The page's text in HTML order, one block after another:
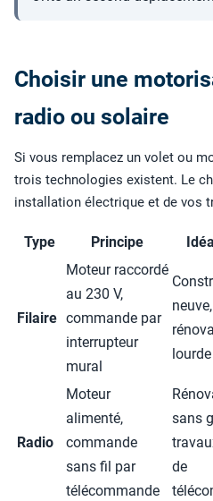
Choisir une
radio ou solaire
Si vous remplacez un volet ou
trois technologies existent. Le
installation électrique et de vos
Type Principe
Filaire
Moteur raccordé
au 230 V,
commande par
interrupteur
mural
neuve,
lourde
Radio
Moteur
alimenté,
commande
sans fil par
télécommande
sans
de